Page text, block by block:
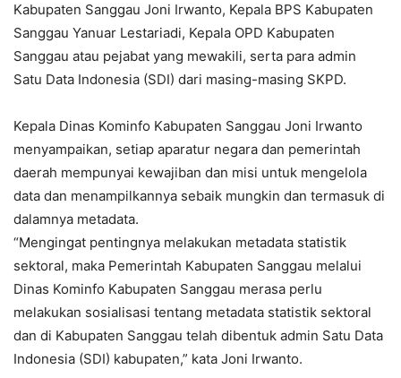
Kabupaten Sanggau Joni Irwanto, Kepala BPS Kabupaten
Sanggau Yanuar Lestariadi, Kepala OPD Kabupaten
Sanggau atau pejabat yang mewakili, serta para admin
Satu Data Indonesia (SDI) dari masing-masing SKPD.
Kepala Dinas Kominfo Kabupaten Sanggau Joni Irwanto
menyampaikan, setiap aparatur negara dan pemerintah
daerah mempunyai kewajiban dan misi untuk mengelola
data dan menampilkannya sebaik mungkin dan termasuk di
dalamnya metadata.
“Mengingat pentingnya melakukan metadata statistik
sektoral, maka Pemerintah Kabupaten Sanggau melalui
Dinas Kominfo Kabupaten Sanggau merasa perlu
melakukan sosialisasi tentang metadata statistik sektoral
dan di Kabupaten Sanggau telah dibentuk admin Satu Data
Indonesia (SDI) kabupaten,” kata Joni Irwanto.